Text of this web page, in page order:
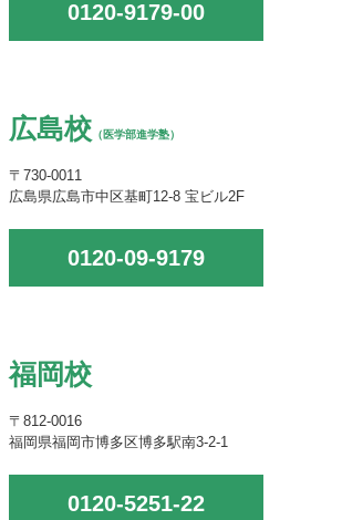
0120-9179-00
広島校 （医学部進学塾）
〒730-0011
広島県広島市中区基町12-8 宝ビル2F
0120-09-9179
福岡校
〒812-0016
福岡県福岡市博多区博多駅南3-2-1
0120-5251-22